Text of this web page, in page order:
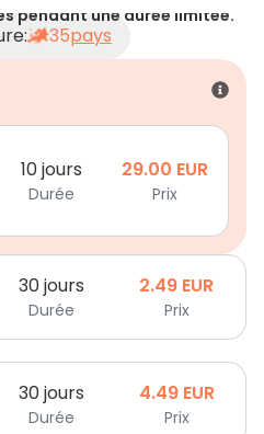
pendant une durée limitée.
35pays
10 jours
Durée
29.00 EUR
Prix
30 jours
Durée
2.49 EUR
Prix
30 jours
Durée
4.49 EUR
Prix